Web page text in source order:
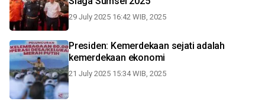
29 July 2025 16:42 WIB, 2025
Presiden: Kemerdekaan sejati adalah
kemerdekaan ekonomi
21 July 2025 15:34 WIB, 2025